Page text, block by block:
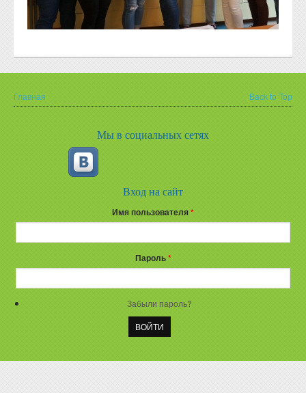
Вы здесь
Главная Back to Top
Мы в социальных сетях
Вход на сайт
Имя пользователя*
Пароль*
Забыли пароль?